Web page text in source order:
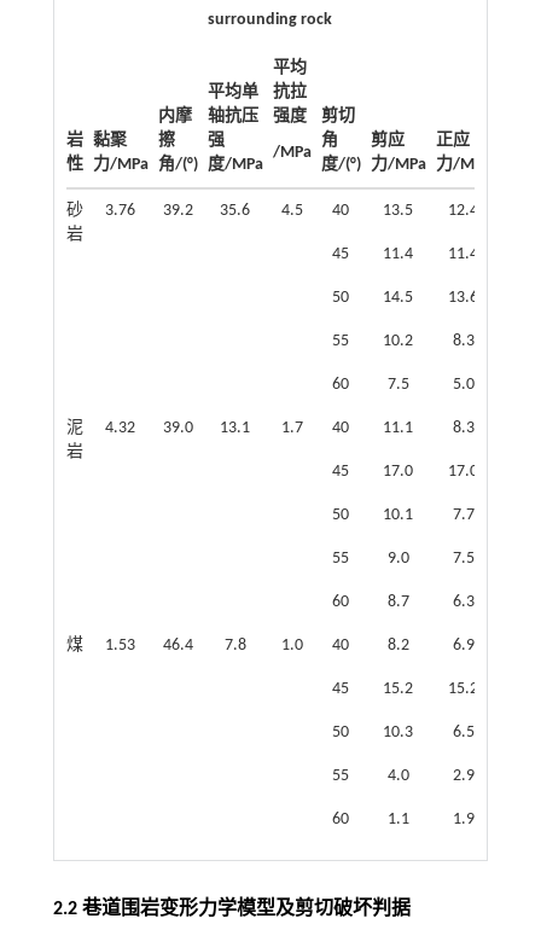
surrounding rock
岩
性
黏聚
力/MPa
内摩
擦
角/(°)
平均单
轴抗压
强
度/MPa
平均
抗拉
强度
/MPa
剪切
角
度/(°)
剪应
力/MPa
正应
力/MPa
砂
岩
3.76 39.2 35.6 4.5 40 13.5 12.4
45 11.4 11.4
50 14.5 13.6
55 10.2 8.3
60 7.5 5.0
泥
岩
4.32 39.0 13.1 1.7 40 11.1 8.3
45 17.0 17.0
50 10.1 7.7
55 9.0 7.5
60 8.7 6.3
煤 1.53 46.4 7.8 1.0 40 8.2 6.9
45 15.2 15.2
50 10.3 6.5
55 4.0 2.9
60 1.1 1.9
2.2 巷道围岩变形力学模型及剪切破坏判据